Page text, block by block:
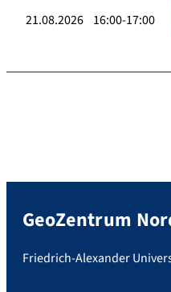
21.08.2026 16:00-17:00
GeoZentrum
Friedrich-Alexander